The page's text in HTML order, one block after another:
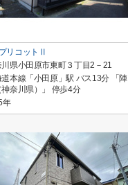
リコットⅡ
県小田原市東町３丁目2－21
本線「小田原」駅 バス13分 「陣
奈川県）」 停歩4分
年